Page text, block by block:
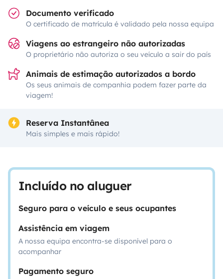
Documento verificado
O certificado de matrícula é validado pela nossa equipa
Viagens ao estrangeiro não autorizadas
O proprietário não autoriza o seu veículo a sair do país
Animais de estimação autorizados a bordo
Os seus animais de companhia podem fazer parte da
viagem!
Reserva Instantânea
Mais simples e mais rápido!
Incluído no aluguer
Seguro para o veículo e seus ocupantes
Assistência em viagem
A nossa equipa encontra-se disponível para o
acompanhar
Pagamento seguro